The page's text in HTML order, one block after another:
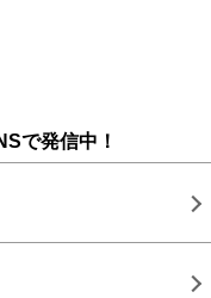
で発信中！